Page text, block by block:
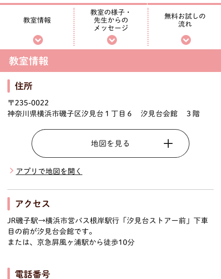
教室情報
教室の様子・
先生からの
メッセージ
無料お試しの
流れ
教室情報
住所
〒235-0022
神奈川県横浜市磯子区汐見台１丁目６ 汐見台会館 ３階
地図を見る
アプリで地図を開く
アクセス
JR磯子駅→横浜市営バス根岸駅行「汐見台ストアー前」下車
目の前が汐見台会館です。
または、京急屛風ヶ浦駅から徒歩10分
電話番号